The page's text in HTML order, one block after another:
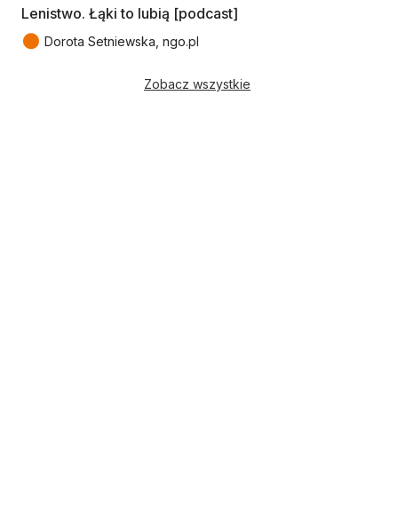
Lenistwo. Łąki to lubią [podcast]
● Dorota Setniewska, ngo.pl
Zobacz wszystkie